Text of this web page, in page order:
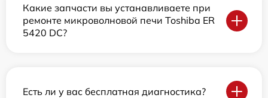
Какие запчасти вы устанавливаете при
ремонте микроволновой печи Toshiba ER
5420 DC?
Есть ли у вас бесплатная диагностика?